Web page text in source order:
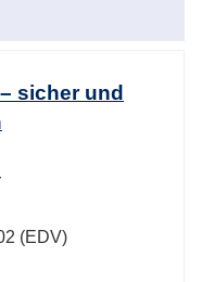
sicher und
(EDV)